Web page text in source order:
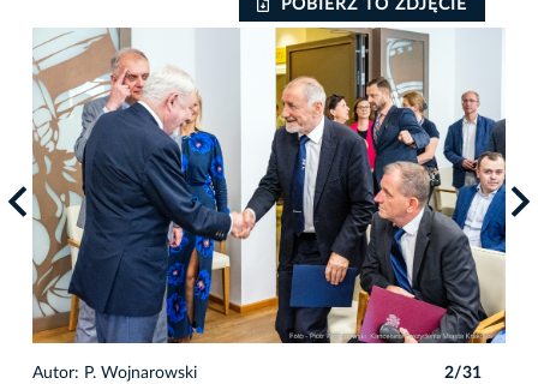
POBIERZ TO ZDJĘCIE
Autor: P. Wojnarowski 2/31